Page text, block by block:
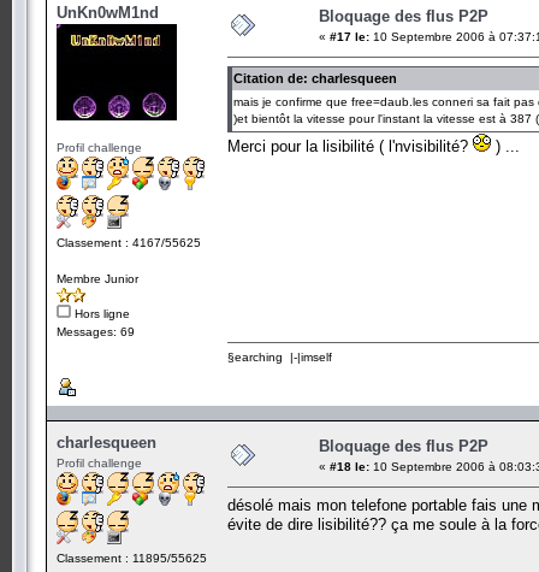
UnKn0wM1nd
Profil challenge
Classement : 4167/55625
Membre Junior
Hors ligne
Messages: 69
Bloquage des flus P2P
« #17 le: 10 Septembre 2006 à
Citation de: charlesqueen
mais je confirme que free=daub.les conneri sa fait
)et bientôt la vitesse pour l'instant la vitesse est à
Merci pour la lisibilité ( l'nvisibilité? ) ...
§earching |-|imself
charlesqueen
Profil challenge
Classement : 11895/55625
Bloquage des flus P2P
« #18 le: 10 Septembre 2006 à
désolé mais mon telefone portable fais une
évite de dire lisibilité?? ça me soule à la